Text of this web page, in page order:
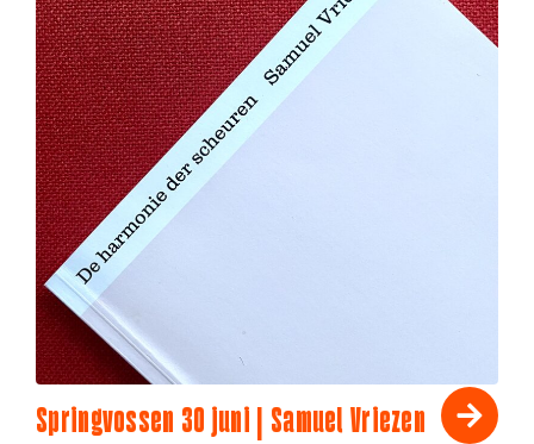
Springvossen 30 juni | Samuel Vriezen